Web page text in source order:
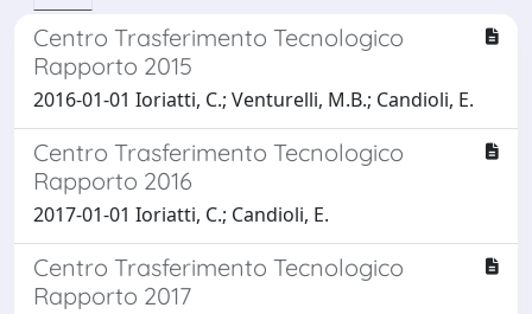
Centro Trasferimento Tecnologico
Rapporto 2015
2016-01-01 Ioriatti, C.; Venturelli, M.B.; Candioli, E.
Centro Trasferimento Tecnologico
Rapporto 2016
2017-01-01 Ioriatti, C.; Candioli, E.
Centro Trasferimento Tecnologico
Rapporto 2017